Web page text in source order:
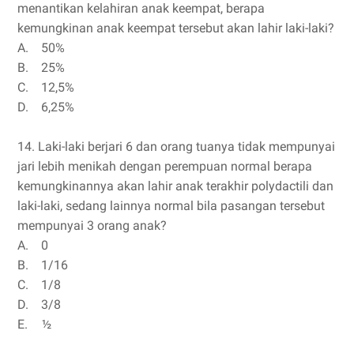
menantikan kelahiran anak keempat, berapa
kemungkinan anak keempat tersebut akan lahir laki-laki?
A.
50%
B.
25%
C.
12,5%
D.
6,25%
14. Laki-laki berjari 6 dan orang tuanya tidak mempunyai
jari lebih menikah dengan perempuan normal berapa
kemungkinannya akan lahir anak terakhir polydactili dan
laki-laki, sedang lainnya normal bila pasangan tersebut
mempunyai 3 orang anak?
A.
0
B.
1/16
C.
1/8
D.
3/8
E.
½